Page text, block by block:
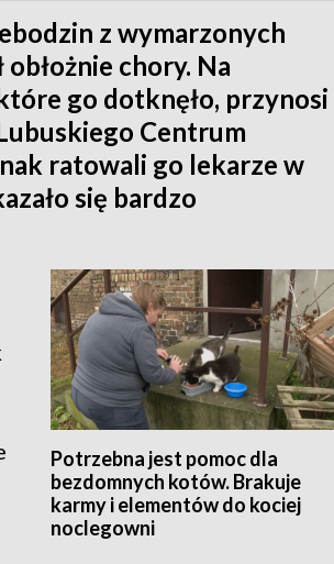
z wymarzonych
chory. Na
go dotknęło, przynosi
Centrum
ratowali go lekarze w
się bardzo
Potrzebna jest pomoc dla
bezdomnych kotów. Brakuje
karmy i elementów do kociej
noclegowni